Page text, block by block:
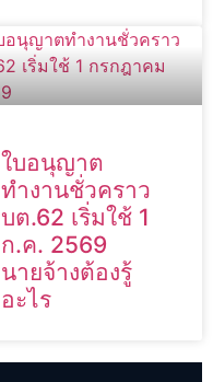
ใบอนุญาต
ทำงานชั่วคราว
บต.62 เริ่มใช้ 1
ก.ค. 2569
นายจ้างต้องรู้
อะไร